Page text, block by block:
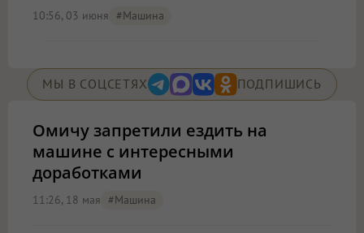
10:56, 03 июня #машина
МЫ В СОЦСЕТЯХ ПОДПИШИСЬ
Омичу запретили ездить на
машине с интересными
доработками
11:26, 18 мая #машина